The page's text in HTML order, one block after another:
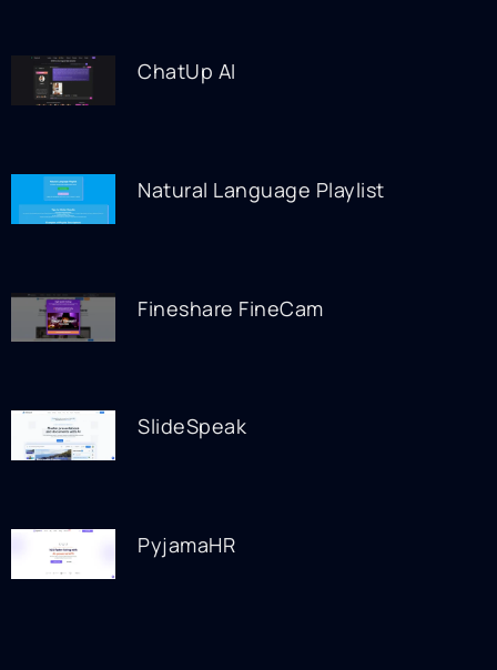
ChatUp AI
Natural Language Playlist
Fineshare FineCam
SlideSpeak
PyjamaHR